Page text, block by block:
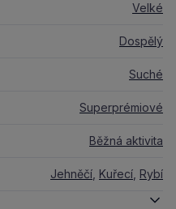
Velké
Dospělý
Suché
Superprémiové
Běžná aktivita
Jehněčí Kuřecí Rybí